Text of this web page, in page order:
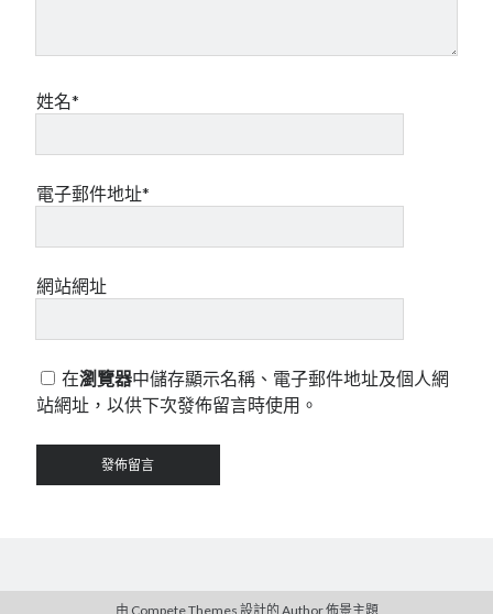
姓名*
電子郵件地址*
網站網址
在瀏覽器中儲存顯示名稱、電子郵件地址及個人網
站網址，以供下次發佈留言時使用。
由 Compete Themes 設計的 Author佈景主題